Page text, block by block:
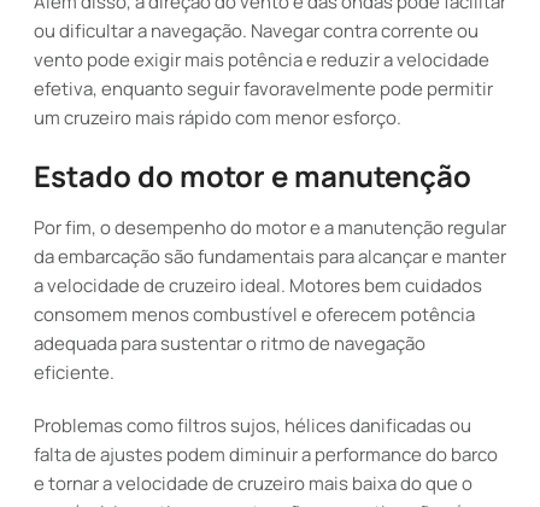
ou dificultar a navegação. Navegar contra corrente ou
vento pode exigir mais potência e reduzir a velocidade
efetiva, enquanto seguir favoravelmente pode permitir
um cruzeiro mais rápido com menor esforço.
Estado do motor e manutenção
Por fim, o desempenho do motor e a manutenção regular
da embarcação são fundamentais para alcançar e manter
a velocidade de cruzeiro ideal. Motores bem cuidados
consomem menos combustível e oferecem potência
adequada para sustentar o ritmo de navegação
eficiente.
Problemas como filtros sujos, hélices danificadas ou
falta de ajustes podem diminuir a performance do barco
e tornar a velocidade de cruzeiro mais baixa do que o